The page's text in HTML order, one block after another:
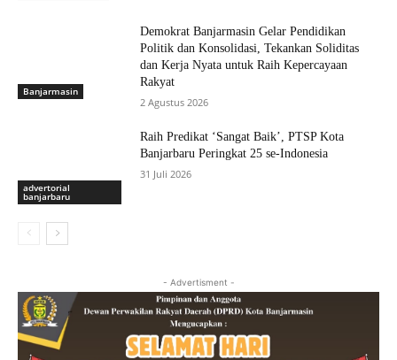
Banjarmasin
Demokrat Banjarmasin Gelar Pendidikan
Politik dan Konsolidasi, Tekankan Soliditas
dan Kerja Nyata untuk Raih Kepercayaan
Rakyat
2 Agustus 2026
advertorial
banjarbaru
Raih Predikat ‘Sangat Baik’, PTSP Kota
Banjarbaru Peringkat 25 se-Indonesia
31 Juli 2026
- Advertisment -